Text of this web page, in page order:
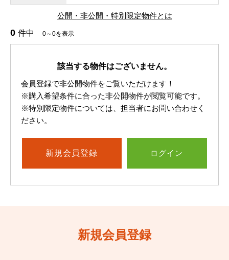
公開・非公開・特別限定物件とは
0 件中 0～0を表示
該当する物件はございません。
会員登録で非公開物件をご覧いただけます！
※購入希望条件に合った非公開物件が閲覧可能です。
※特別限定物件については、担当者にお問い合わせく
ださい。
新規会員登録 ログイン
新規会員登録